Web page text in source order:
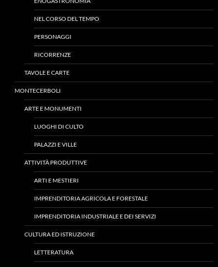
NEL CORSO DEL TEMPO
PERSONAGGI
RICORRENZE
TAVOLE E CARTE
MONTECERBOLI
ARTE E MONUMENTI
LUOGHI DI CULTO
PALAZZI E VILLE
ATTIVITÀ PRODUTTIVE
ARTI E MESTIERI
IMPRENDITORIA AGRICOLA E FORESTALE
IMPRENDITORIA INDUSTRIALE E DEI SERVIZI
CULTURA ED ISTRUZIONE
LETTERATURA